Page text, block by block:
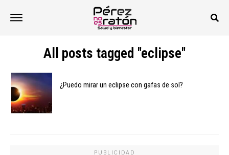
All posts tagged "eclipse"
¿Puedo mirar un eclipse con gafas de sol?
PUBLICIDAD